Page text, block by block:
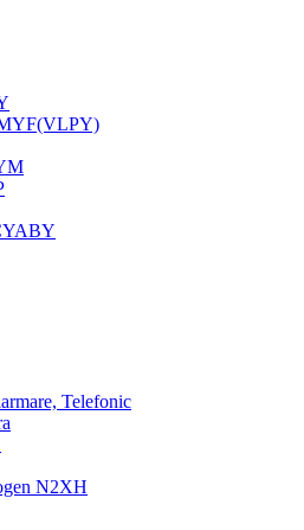
Telefonic
N2XH